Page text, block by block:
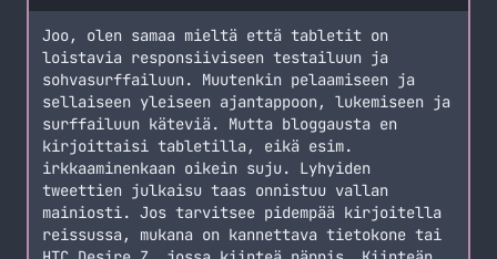
Joo, olen samaa mieltä että tabletit on
loistavia responsiiviseen testailuun ja
sohvasurffailuun. Muutenkin pelaamiseen ja
sellaiseen yleiseen ajantappoon, lukemiseen ja
surffailuun käteviä. Mutta bloggausta en
kirjoittaisi tabletilla, eikä esim.
irkkaaminenkaan oikein suju. Lyhyiden
tweettien julkaisu taas onnistuu vallan
mainiosti. Jos tarvitsee pidempää kirjoitella
reissussa, mukana on kannettava tietokone tai